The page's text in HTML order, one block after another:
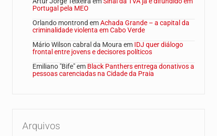
Portugal pela MEO
Orlando montrond emAchada Grande – a capital da
criminalidade violenta em Cabo Verde
Mário Wilson cabral da Moura em IDJ quer diálogo
frontal entre jovens e decisores políticos
Emiliano "Bife"em Black Panthers entrega donativos a
pessoas carenciadas na Cidade da Praia
Arquivos